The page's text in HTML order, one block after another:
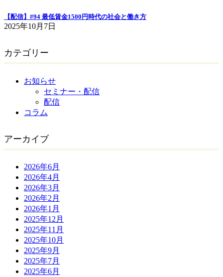
【配信】#94 最低賃金1500円時代の社会と働き方
2025年10月7日
カテゴリー
お知らせ
セミナー・配信
配信
コラム
アーカイブ
2026年6月
2026年4月
2026年3月
2026年2月
2026年1月
2025年12月
2025年11月
2025年10月
2025年9月
2025年7月
2025年6月